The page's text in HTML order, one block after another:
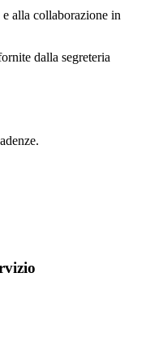
alla collaborazione in
dalla segreteria